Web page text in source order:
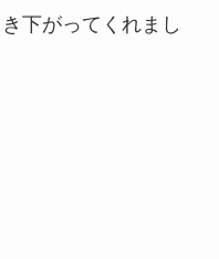
下がってくれまし